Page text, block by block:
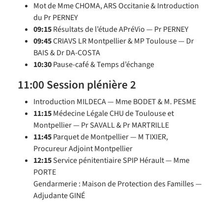
Mot de Mme CHOMA, ARS Occitanie & Introduction
du Pr PERNEY
09:15Résultats de l’étude APréVio — Pr PERNEY
09:45CRIAVS LR Montpellier & MP Toulouse — Dr
BAIS & Dr DA-COSTA
10:30Pause-café & Temps d’échange
11:00 Session plénière 2
Introduction MILDECA — Mme BODET & M. PESME
11:15Médecine Légale CHU de Toulouse et
Montpellier — Pr SAVALL & Pr MARTRILLE
11:45Parquet de Montpellier — M TIXIER,
Procureur Adjoint Montpellier
12:15Service pénitentiaire SPIP Hérault — Mme
PORTE
Gendarmerie : Maison de Protection des Familles —
Adjudante GINÉ